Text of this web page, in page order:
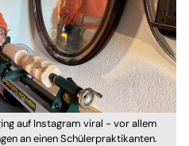
auf Instagram viral - vor allem
an einen Schülerpraktikanten.